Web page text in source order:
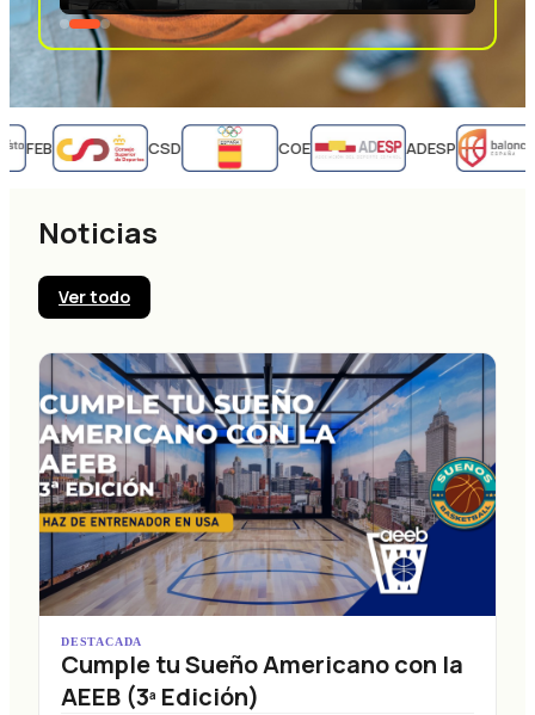
FEB CSD COE ADESP
Noticias
Ver todo
DESTACADA
Cumple tu Sueño Americano con la
AEEB (3ª Edición)